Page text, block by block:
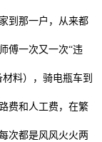
到那一户，从来都
傅一次又一次“违
料），骑电瓶车到
费和人工费，在繁
次都是风风火火两